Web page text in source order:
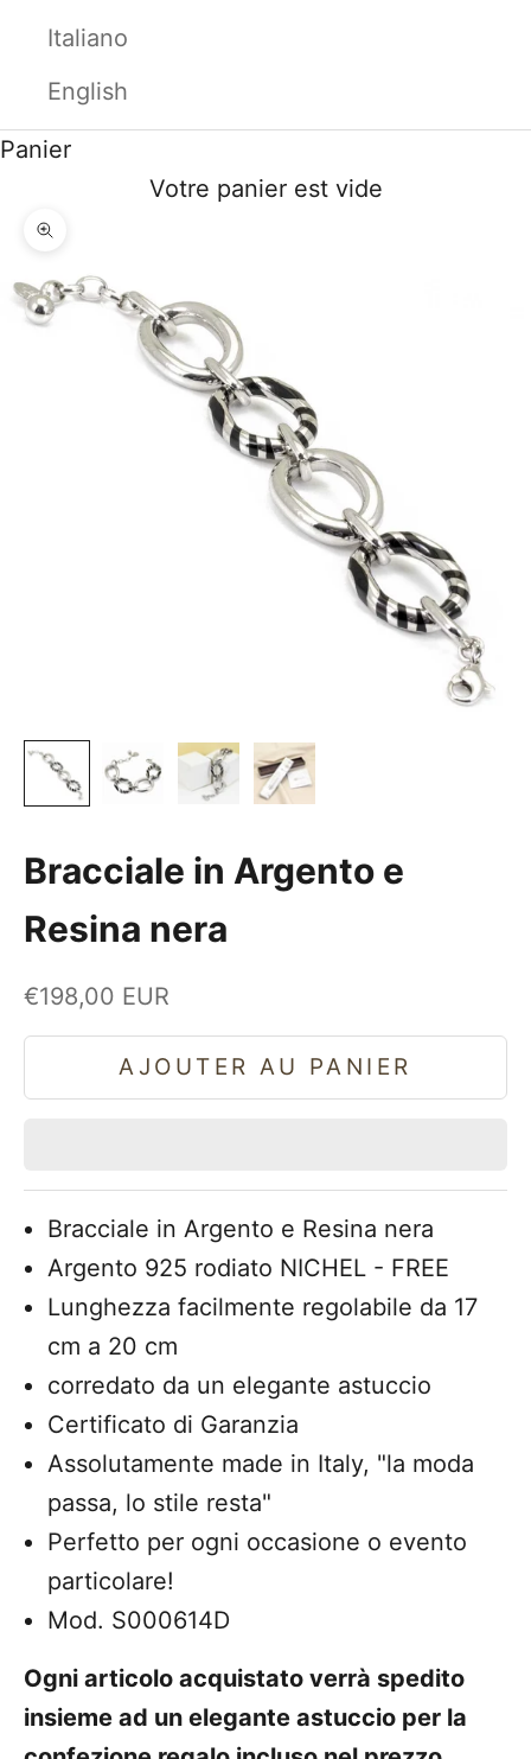
Italiano
English
Panier
Votre panier est vide
Zoomer sur l'image
Bracciale in Argento e
Resina nera
Prix de vente
€198,00 EUR
AJOUTER AU PANIER
Bracciale in Argento e Resina nera
Argento 925 rodiato NICHEL - FREE
Lunghezza facilmente regolabile da 17
cm a 20 cm
corredato da un elegante astuccio
Certificato di Garanzia
Assolutamente made in Italy, "la moda
passa, lo stile resta"
Perfetto per ogni occasione o evento
particolare!
Mod. S000614D
Ogni articolo acquistato verrà spedito
insieme ad un elegante astuccio per la